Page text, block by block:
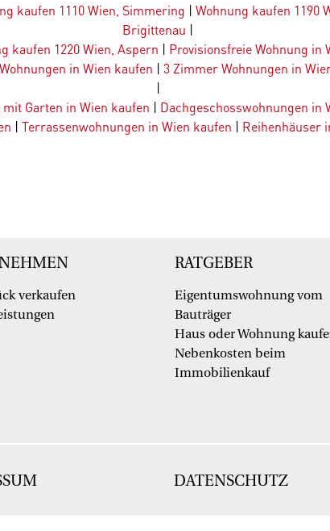
kaufen 1110 Wien, Simmering | Wohnung kaufen 1190
Brigittenau |
kaufen 1220 Wien, Aspern | Provisionsfreie Wohnung in
in Wien kaufen | 3 Zimmer Wohnungen in
|
mit Garten in Wien kaufen | Dachgeschosswohnungen in
| Terrassenwohnungen in Wien kaufen | Reihenhäuser
verkaufen
RATGEBER
Eigentumswohnung vom
Bauträger
Haus oder Wohnung
Nebenkosten beim
Immobilienkauf
DATENSCHUTZ